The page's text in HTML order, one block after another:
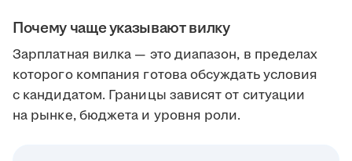
Почему чаще указывают вилку
Зарплатная вилка — это диапазон, в пределах
которого компания готова обсуждать условия
с кандидатом. Границы зависят от ситуации
на рынке, бюджета и уровня роли.